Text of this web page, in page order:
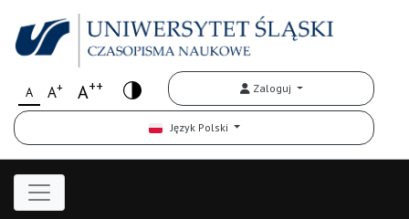
A A+ A++ Zaloguj
Język Polski